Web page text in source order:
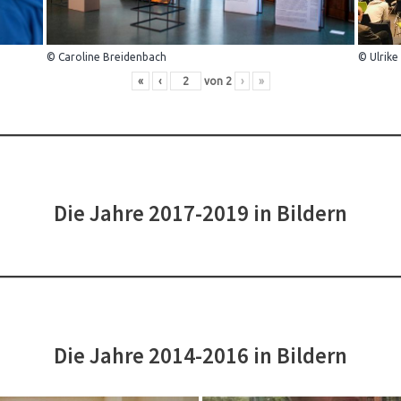
© Caroline Breidenbach © Ulrike
« ‹ von 2 › »
Die Jahre 2017-2019 in Bildern
Die Jahre 2014-2016 in Bildern